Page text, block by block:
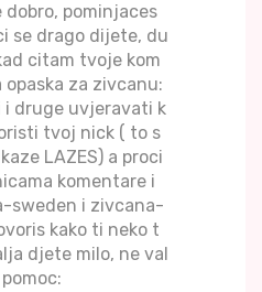
pominjaces
se drago dijete, du
citam tvoje kom
za zivcanu:
i druge uvjeravati k
tvoj nick ( to s
LAZES) a proci
komentare i
sweden i zivcana-
kako ti neko t
djete milo, ne val